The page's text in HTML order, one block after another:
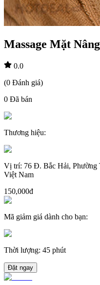
Massage Mặt
0.0
(0 Đánh giá)
0 Đã bán
Thương hiệu:
Vị trí: 76 Đ. Bắc Hải, Phường
Việt Nam
150,000đ
Mã giảm giá dành cho bạn:
Thời lượng: 45 phút
Đặt ngay